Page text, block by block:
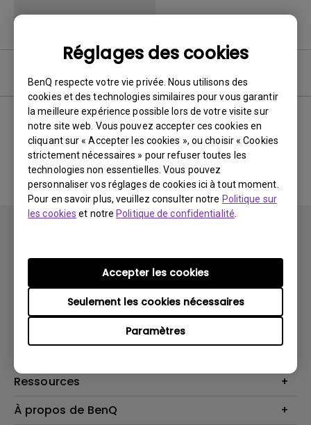
Réglages des cookies
BenQ respecte votre vie privée. Nous utilisons des
cookies et des technologies similaires pour vous garantir
la meilleure expérience possible lors de votre visite sur
notre site web. Vous pouvez accepter ces cookies en
cliquant sur « Accepter les cookies », ou choisir « Cookies
strictement nécessaires » pour refuser toutes les
technologies non essentielles. Vous pouvez
personnaliser vos réglages de cookies ici à tout moment.
Pour en savoir plus, veuillez consulter notre Politique sur
les cookies et notre Politique de confidentialité
Paramètres
Seulement les cookies nécessaires
Accepter les cookies
Aucune FAQ associée
Vidéoprojecteurs
Haut-parleur
Solutions
Contactez-nous
Recycling
Ressources
Centre de connaissances
À propos de BenQ